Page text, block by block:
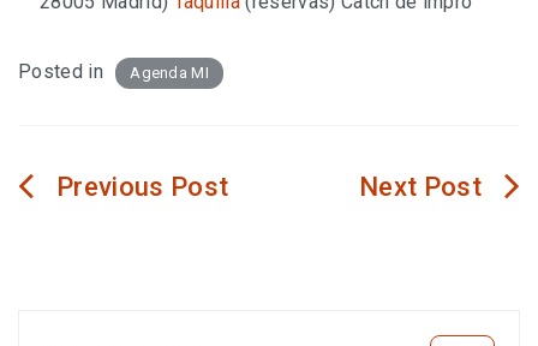
Posted in Agenda MI
Navegación